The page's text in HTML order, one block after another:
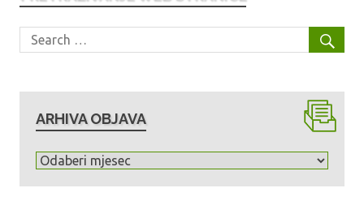
ARHIVA OBJAVA
A